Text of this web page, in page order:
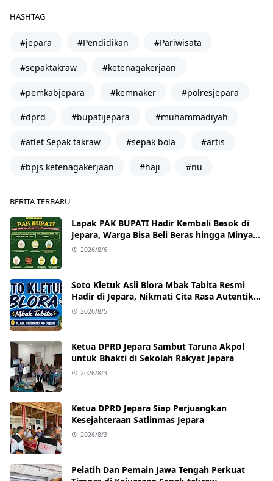
HASHTAG
#jepara #Pendidikan #Pariwisata
#sepaktakraw #ketenagakerjaan
#pemkabjepara #kemnaker #polresjepara
#dprd #bupatijepara #muhammadiyah
#atlet Sepak takraw #sepak bola #artis
#bpjs ketenagakerjaan #haji #nu
BERITA TERBARU
Lapak PAK BUPATI Hadir Kembali Besok di
Jepara, Warga Bisa Beli Beras hingga Minyak
Goreng dengan Harga Terjangkau
2026/8/6
Soto Kletuk Asli Blora Mbak Tabita Resmi
Hadir di Jepara, Nikmati Cita Rasa Autentik
Mulai Rp10 Ribu
2026/8/5
Ketua DPRD Jepara Sambut Taruna Akpol
untuk Bhakti di Sekolah Rakyat Jepara
2026/8/3
Ketua DPRD Jepara Siap Perjuangkan
Kesejahteraan Satlinmas Jepara
2026/8/3
Pelatih Dan Pemain Jawa Tengah Perkuat